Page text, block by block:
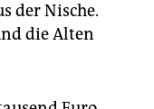
der Nische.
die Alten